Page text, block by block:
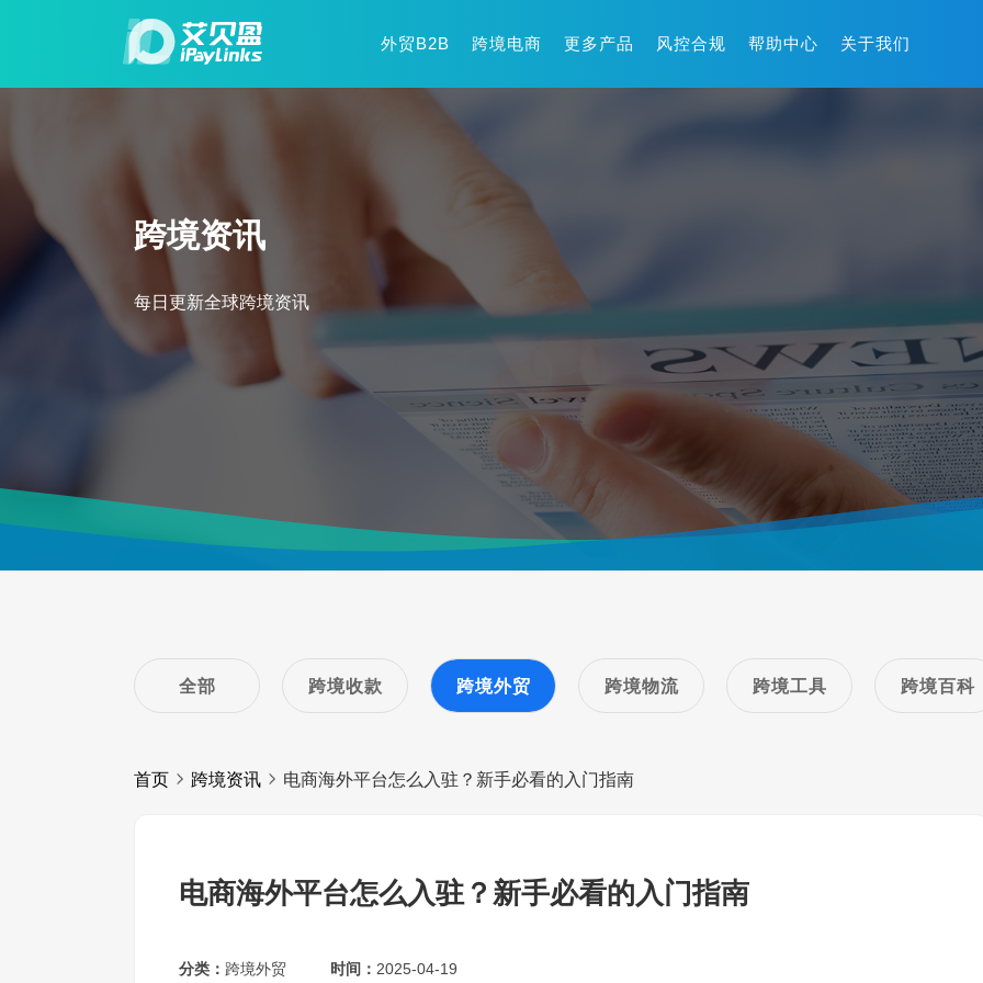
外贸B2B 跨境电商 更多产品 风控合规 帮助中心 关于我们
跨境资讯
每日更新全球跨境资讯
全部 跨境收款 跨境外贸 跨境物流 跨境工具 跨境百科
首页 跨境资讯 电商海外平台怎么入驻？新手必看的入门指南
电商海外平台怎么入驻？新手必看的入门指南
分类： 跨境外贸 时间： 2025-04-19